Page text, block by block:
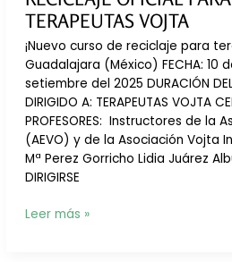
mejora
del
desarrollo
motor
mediante
Terapia
Vojta
y
fisioterapia
TERAPEUTAS VOJTA
¡Nuevo curso de reciclaje para
Guadalajara (México) FECHA: 10
setiembre del 2025 DURACIÓN
DIRIGIDO A: TERAPEUTAS VOJTA
PROFESORES: Instructores de la
(AEVO) y de la Asociación Vojta
Mª Perez Gorricho Lidia Juárez
DIRIGIRSE
RECICLAJE OFICIAL
Leer más »